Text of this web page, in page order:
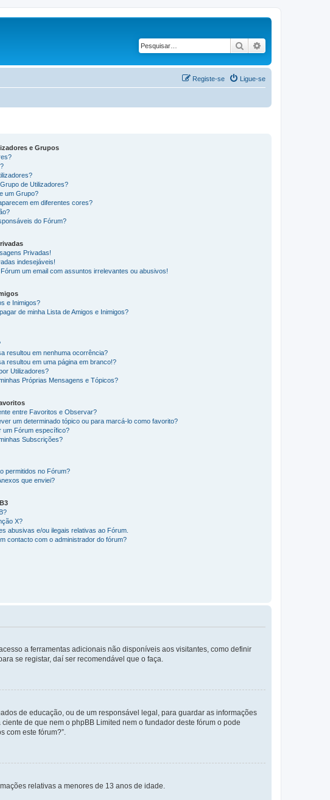
Pesquisar
Ligue-se
Registe-se
e Grupos
de Utilizadores?
um Grupo?
em diferentes cores?
do Fórum?
Privadas!
indesejáveis!
um email com assuntos irrelevantes ou abusivos!
e Inimigos?
de minha Lista de Amigos e Inimigos?
resultou em nenhuma ocorrência?
resultou em uma página em branco!?
Utilizadores?
Próprias Mensagens e Tópicos?
entre Favoritos e Observar?
um determinado tópico ou para marcá-lo como favorito?
um Fórum específico?
Subscrições?
permitidos no Fórum?
que enviei?
X?
abusivas e/ou ilegais relativas ao Fórum.
contacto com o administrador do fórum?
a ferramentas adicionais não disponíveis aos visitantes, como definir
se registar, daí ser recomendável que o faça.
de educação, ou de um responsável legal, para guardar as informações
de que nem o phpBB Limited nem o fundador deste fórum o pode
com este fórum?”.
relativas a menores de 13 anos de idade.